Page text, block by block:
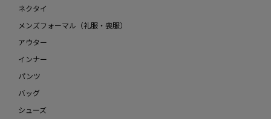
ネクタイ
メンズフォーマル（礼服・喪服）
アウター
インナー
パンツ
バッグ
シューズ